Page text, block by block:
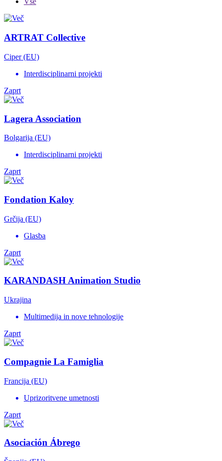
ARTRAT Collective
Ciper (EU)
Interdisciplinarni projekti
Zaprt
Lagera Association
Bolgarija (EU)
Interdisciplinarni projekti
Zaprt
Fondation Kaloy
Grčija (EU)
Glasba
Zaprt
KARANDASH Animation Studio
Ukrajina
Multimedija in nove tehnologije
Zaprt
Compagnie La Famiglia
Francija (EU)
Uprizoritvene umetnosti
Zaprt
Asociación Ábrego